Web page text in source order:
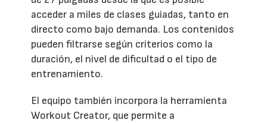
acceder a miles de clases guiadas, tanto en
directo como bajo demanda. Los contenidos
pueden filtrarse según criterios como la
duración, el nivel de dificultad o el tipo de
entrenamiento.
El equipo también incorpora la herramienta
Workout Creator, que permite a